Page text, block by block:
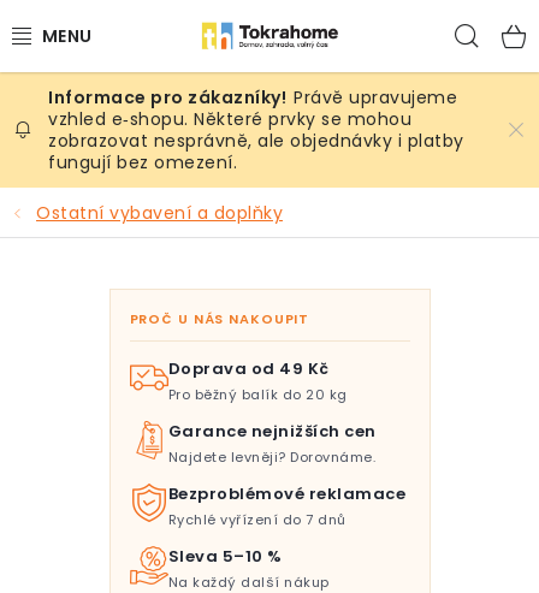
na
Výrobky
Místnosti
Venkovní prostory
Sezóna & Volný čas
Právě upravujeme
vzhled e‑shopu. Některé prvky se mohou
zobrazovat nesprávně, ale objednávky i platby
fungují bez omezení.
Ostatní vybavení a doplňky
PROČ U NÁS NAKOUPIT
Doprava od 49 Kč
Pro běžný balík do 20 kg
Garance nejnižších cen
Najdete levněji? Dorovnáme.
Bezproblémové reklamace
Rychlé vyřízení do 7 dnů
Sleva 5–10 %
Na každý další nákup